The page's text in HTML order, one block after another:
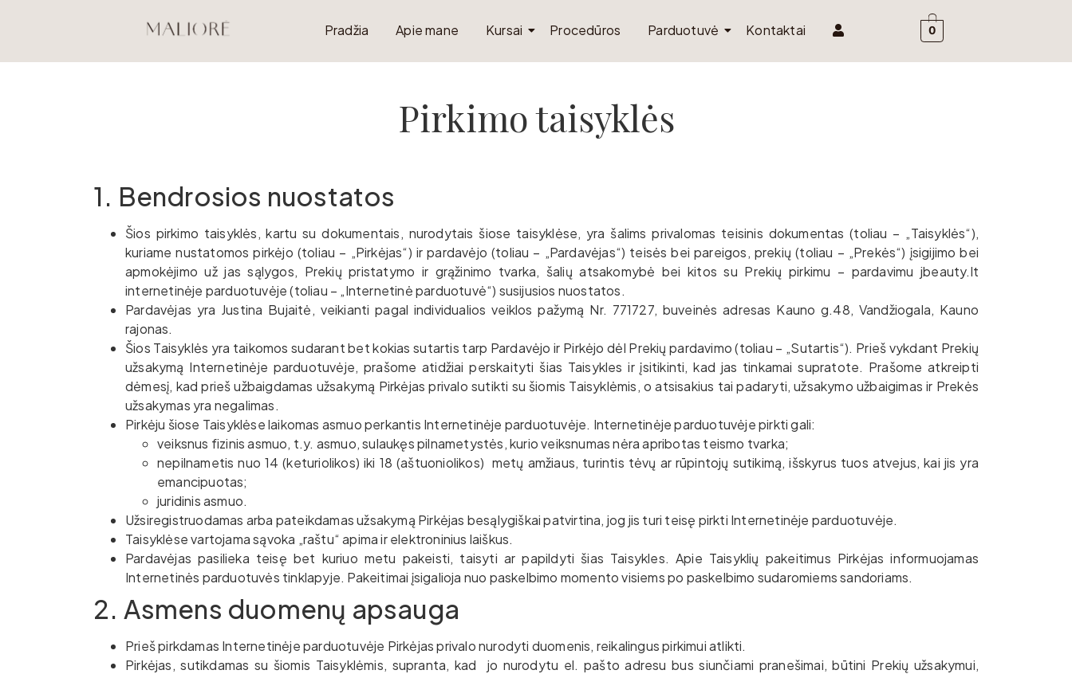
Pradžia Apie mane Kursai Procedūros Parduotuvė Kontaktai 0
Pirkimo taisyklės
1. Bendrosios nuostatos
Šios pirkimo taisyklės, kartu su dokumentais, nurodytais šiose taisyklėse, yra šalims privalomas teisinis dokumentas (toliau – „Taisyklės“),
kuriame nustatomos pirkėjo (toliau – „Pirkėjas“) ir pardavėjo (toliau – „Pardavėjas“) teisės bei pareigos, prekių (toliau – „Prekės“) įsigijimo bei
apmokėjimo už jas sąlygos, Prekių pristatymo ir grąžinimo tvarka, šalių atsakomybė bei kitos su Prekių pirkimu – pardavimu jbeauty.lt
internetinėje parduotuvėje (toliau – „Internetinė parduotuvė“) susijusios nuostatos.
Pardavėjas yra Justina Bujaitė, veikianti pagal individualios veiklos pažymą Nr. 771727, buveinės adresas Kauno g.48, Vandžiogala, Kauno
rajonas.
Šios Taisyklės yra taikomos sudarant bet kokias sutartis tarp Pardavėjo ir Pirkėjo dėl Prekių pardavimo (toliau – „Sutartis“). Prieš vykdant Prekių
užsakymą Internetinėje parduotuvėje, prašome atidžiai perskaityti šias Taisykles ir įsitikinti, kad jas tinkamai supratote. Prašome atkreipti
dėmesį, kad prieš užbaigdamas užsakymą Pirkėjas privalo sutikti su šiomis Taisyklėmis, o atsisakius tai padaryti, užsakymo užbaigimas ir Prekės
užsakymas yra negalimas.
Pirkėju šiose Taisyklėse laikomas asmuo perkantis Internetinėje parduotuvėje. Internetinėje parduotuvėje pirkti gali:
veiksnus fizinis asmuo, t.y. asmuo, sulaukęs pilnametystės, kurio veiksnumas nėra apribotas teismo tvarka;
nepilnametis nuo 14 (keturiolikos) iki 18 (aštuoniolikos) metų amžiaus, turintis tėvų ar rūpintojų sutikimą, išskyrus tuos atvejus, kai jis yra
emancipuotas;
juridinis asmuo.
Užsiregistruodamas arba pateikdamas užsakymą Pirkėjas besąlygiškai patvirtina, jog jis turi teisę pirkti Internetinėje parduotuvėje.
Taisyklėse vartojama sąvoka „raštu“ apima ir elektroninius laiškus.
Pardavėjas pasilieka teisę bet kuriuo metu pakeisti, taisyti ar papildyti šias Taisykles. Apie Taisyklių pakeitimus Pirkėjas informuojamas
Internetinės parduotuvės tinklapyje. Pakeitimai įsigalioja nuo paskelbimo momento visiems po paskelbimo sudaromiems sandoriams.
2. Asmens duomenų apsauga
Prieš pirkdamas Internetinėje parduotuvėje Pirkėjas privalo nurodyti duomenis, reikalingus pirkimui atlikti.
Pirkėjas, sutikdamas su šiomis Taisyklėmis, supranta, kad jo nurodytu el. pašto adresu bus siunčiami pranešimai, būtini Prekių užsakymui,